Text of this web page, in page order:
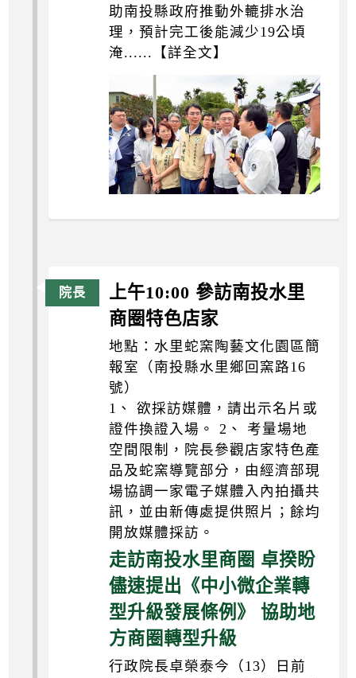
助南投縣政府推動外轆排水治
理，預計完工後能減少19公頃
淹......【詳全文】
上午10:00 參訪南投水里
商圈特色店家
地點：水里蛇窯陶藝文化園區簡
報室（南投縣水里鄉回窯路16
號）
1、 欲採訪媒體，請出示名片或
證件換證入場。 2、 考量場地
空間限制，院長參觀店家特色產
品及蛇窯導覽部分，由經濟部現
場協調一家電子媒體入內拍攝共
訊，並由新傳處提供照片；餘均
開放媒體採訪。
走訪南投水里商圈 卓揆盼
儘速提出《中小微企業轉
型升級發展條例》 協助地
方商圈轉型升級
行政院長卓榮泰今（13）日前